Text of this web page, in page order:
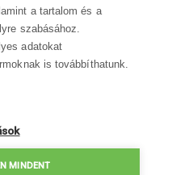
a tartalom és a
szabásához.
adatokat
is továbbíthatunk.
MINDENT